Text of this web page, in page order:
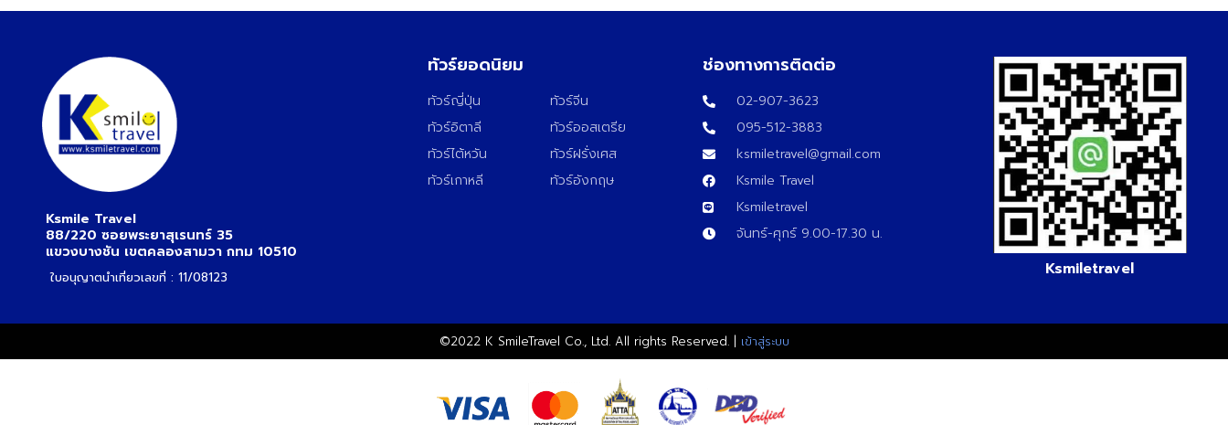
Ksmile Travel
88/220 ซอยพระยาสุเรนทร์ 35
แขวงบางชัน เขตคลองสามวา กทม 10510
ใบอนุญาตนำเที่ยวเลขที่ : 11/08123
ทัวร์ยอดนิยม
ทัวร์ญี่ปุ่น
ทัวร์อิตาลี
ทัวร์ไต้หวัน
ทัวร์เกาหลี
ทัวร์จีน
ทัวร์ออสเตรีย
ทัวร์ฝรั่งเศส
ทัวร์อังกฤษ
ช่องทางการติดต่อ
02-907-3623
095-512-3883
ksmiletravel@gmail.com
Ksmile Travel
Ksmiletravel
จันทร์-ศุกร์ 9.00-17.30 น.
Ksmiletravel
©2022 K SmileTravel Co., Ltd. All rights Reserved. | เข้าสู่ระบบ